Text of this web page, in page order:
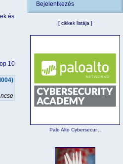
Bejelentkezés
és
10
[ cikkek listája ]
Palo Alto Cybersecur...